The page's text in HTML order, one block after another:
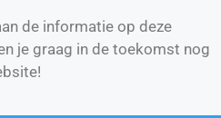
de informatie op deze
je graag in de toekomst nog